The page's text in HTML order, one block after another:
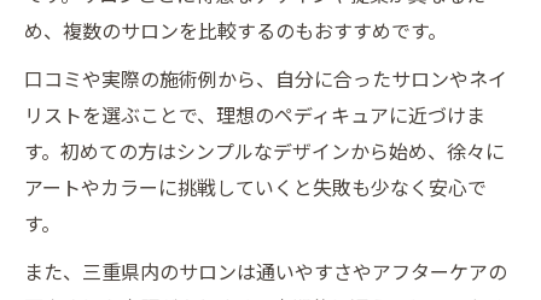
め、複数のサロンを比較するのもおすすめです。
口コミや実際の施術例から、自分に合ったサロンやネイ
リストを選ぶことで、理想のペディキュアに近づけま
す。初めての方はシンプルなデザインから始め、徐々に
アートやカラーに挑戦していくと失敗も少なく安心で
す。
また、三重県内のサロンは通いやすさやアフターケアの